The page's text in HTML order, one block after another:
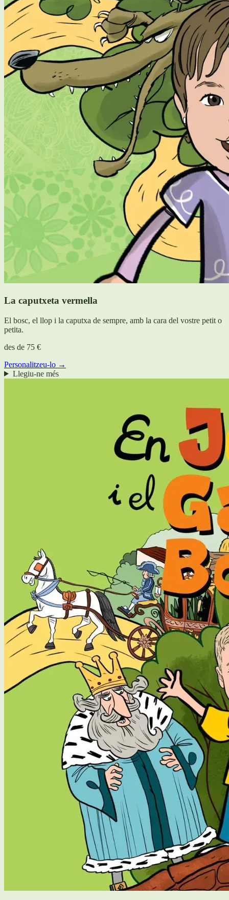
La caputxeta vermella
El bosc, el llop i la caputxa de sempre, amb la cara del vostre petit o
petita.
des de 75 €
Personalitzeu-lo →
Llegiu-ne més